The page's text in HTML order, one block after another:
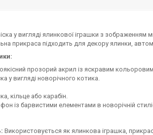
у вигляді ялинкової іграшки з
прикраса підходить для декору ялинки,
прозорий акрил із яскравим
у вигляді новорічного котика.
кільце або карабін.
із барвистими елементами в новорічній
Використовується як ялинкова іграшка,